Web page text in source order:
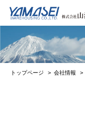
トップページ 会社情報